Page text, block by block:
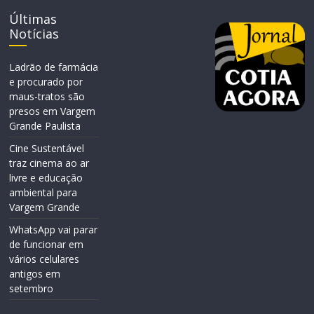
Últimas
Notícias
Ladrão de farmácia
e procurado por
maus-tratos são
presos em Vargem
Grande Paulista
Cine Sustentável
traz cinema ao ar
livre e educação
ambiental para
Vargem Grande
WhatsApp vai parar
de funcionar em
vários celulares
antigos em
setembro